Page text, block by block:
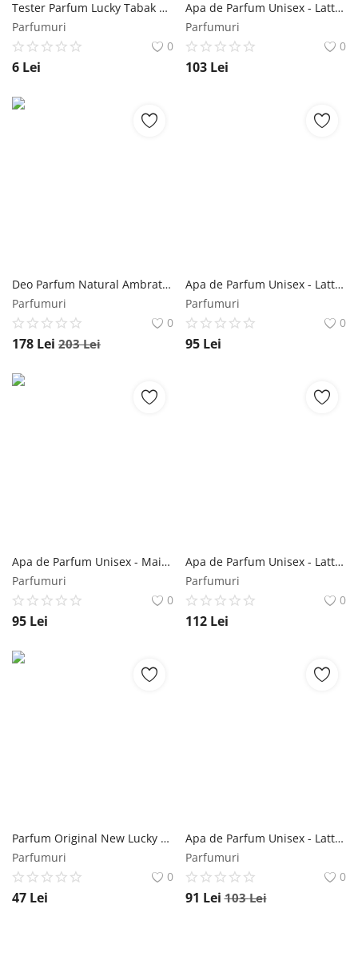
Tester Parfum Lucky Tabak & Vanila cod 732 Florgarden, Unisex, 2 ml Florgarden
Parfumuri
0
6 Lei
Apa de Parfum Unisex - Lattafa Perfumes EDP Sheikh Al Shuyukh Luxe Edition, 100 ml Lattafa
Parfumuri
0
103 Lei
Deo Parfum Natural Ambrat cu Note Orientale Favisan, 50ml Favisan
Parfumuri
0
178 Lei 203Lei
Apa de Parfum Unisex - Lattafa Perfumes EDP Sheikh Al Shuyukh (Concentrated), 100 ml Lattafa
Parfumuri
0
95 Lei
Apa de Parfum Unisex - Maison Alhambra EDP Expose Blanc, 100 ml Maison Alhambra
Parfumuri
0
95 Lei
Apa de Parfum Unisex - Lattafa Perfumes EDP Mohra, 100 ml Lattafa
Parfumuri
0
112 Lei
Parfum Original New Lucky Milk Chocolate EDP - Florgarden, Unisex, 35 ml Florgarden
Parfumuri
0
47 Lei
Apa de Parfum Unisex - Lattafa Perfumes EDP Opulent Musk, 100 ml Lattafa
Parfumuri
0
91 Lei 103Lei